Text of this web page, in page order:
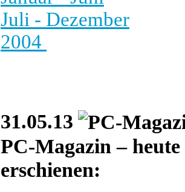
Juli - Dezember
2004
31.05.13
PC-Magazin –
erschienen: